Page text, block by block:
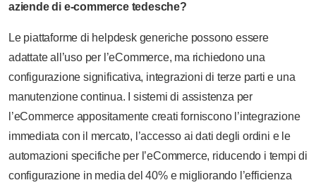
aziende di e-commerce tedesche?
Le piattaforme di helpdesk generiche possono essere
adattate all’uso per l’eCommerce, ma richiedono una
configurazione significativa, integrazioni di terze parti e una
manutenzione continua. I sistemi di assistenza per
l’eCommerce appositamente creati forniscono l’integrazione
immediata con il mercato, l’accesso ai dati degli ordini e le
automazioni specifiche per l’eCommerce, riducendo i tempi di
configurazione in media del 40% e migliorando l’efficienza